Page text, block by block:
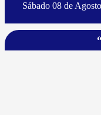
Sábado 08 de